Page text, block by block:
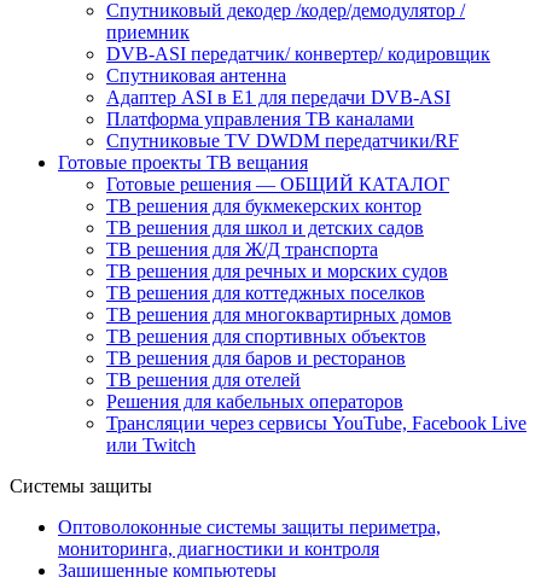
Спутниковый декодер /кодер/демодулятор /
приемник
DVB-ASI передатчик/ конвертер/ кодировщик
Спутниковая антенна
Адаптер ASI в E1 для передачи DVB-ASI
Платформа управления ТВ каналами
Спутниковые TV DWDM передатчики/RF
Готовые проекты ТВ вещания
Готовые решения — ОБЩИЙ КАТАЛОГ
ТВ решения для букмекерских контор
ТВ решения для школ и детских садов
ТВ решения для Ж/Д транспорта
ТВ решения для речных и морских судов
ТВ решения для коттеджных поселков
ТВ решения для многоквартирных домов
ТВ решения для спортивных объектов
ТВ решения для баров и ресторанов
ТВ решения для отелей
Решения для кабельных операторов
Трансляции через сервисы YouTube, Facebook Live
или Twitch
Системы защиты
Оптоволоконные системы защиты периметра,
мониторинга, диагностики и контроля
Защищенные компьютеры